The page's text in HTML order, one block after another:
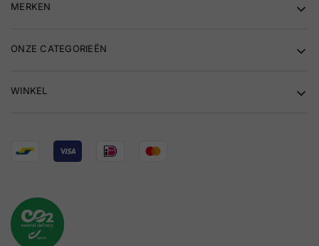
MERKEN
ONZE CATEGORIEËN
WINKEL